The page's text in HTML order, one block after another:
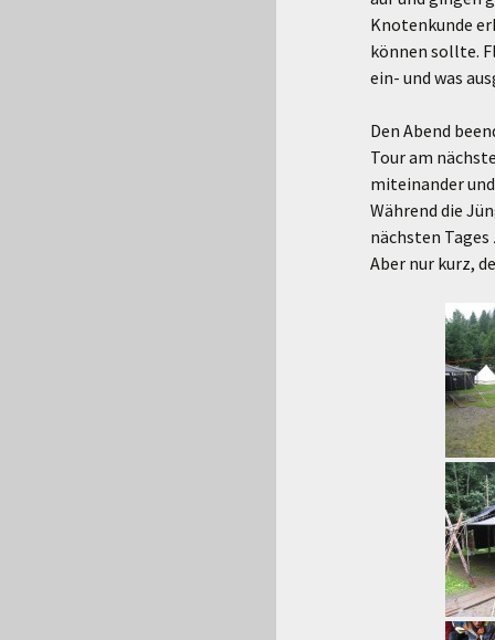
Knotenkunde
können sollte.
ein- und was
Den Abend
Tour am
miteinander
Während die
nächsten
Aber nur kurz,